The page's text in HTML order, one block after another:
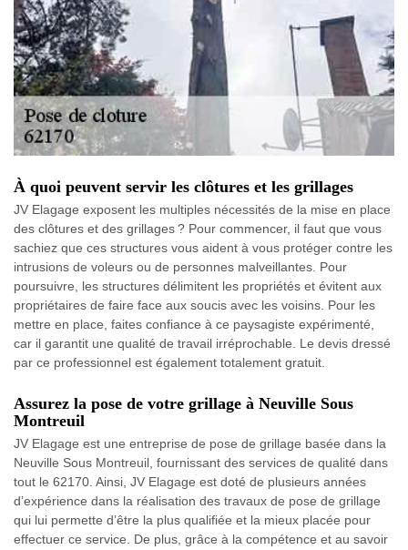
À quoi peuvent servir les clôtures et les grillages
JV Elagage exposent les multiples nécessités de la mise en place
des clôtures et des grillages ? Pour commencer, il faut que vous
sachiez que ces structures vous aident à vous protéger contre les
intrusions de voleurs ou de personnes malveillantes. Pour
poursuivre, les structures délimitent les propriétés et évitent aux
propriétaires de faire face aux soucis avec les voisins. Pour les
mettre en place, faites confiance à ce paysagiste expérimenté,
car il garantit une qualité de travail irréprochable. Le devis dressé
par ce professionnel est également totalement gratuit.
Assurez la pose de votre grillage à Neuville Sous
Montreuil
JV Elagage est une entreprise de pose de grillage basée dans la
Neuville Sous Montreuil, fournissant des services de qualité dans
tout le 62170. Ainsi, JV Elagage est doté de plusieurs années
d’expérience dans la réalisation des travaux de pose de grillage
qui lui permette d’être la plus qualifiée et la mieux placée pour
effectuer ce service. De plus, grâce à la compétence et au savoir